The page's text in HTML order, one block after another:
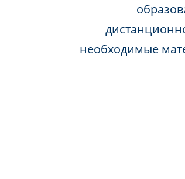
необходимые